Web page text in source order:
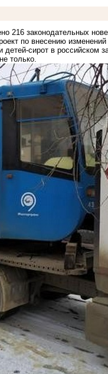
216 законодательных
по внесению
сирот в российском
только.